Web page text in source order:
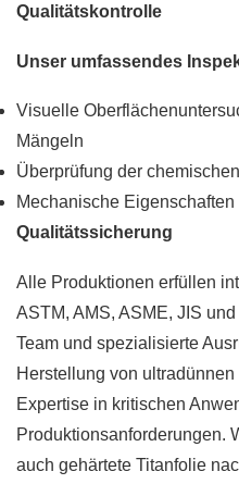
Qualitätskontrolle
Unser umfassendes
Visuelle
Mängeln
Überprüfung der
Mechanische Eigenschaften
Qualitätssicherung
Alle Produktionen erfüllen
ASTM, AMS, ASME, JIS
Team und spezialisierte
Herstellung von
Expertise in kritischen
Produktionsanforderungen.
auch gehärtete Titanfolie